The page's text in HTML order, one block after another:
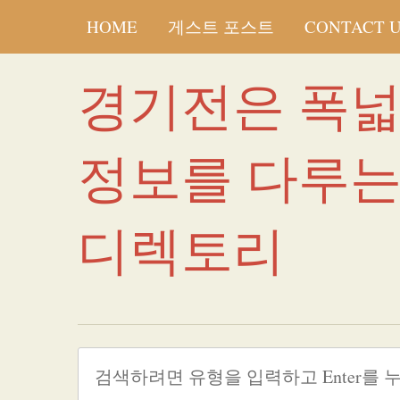
HOME 게스트 포스트 CONTACT
경기전은 폭
정보를 다루는
디렉토리